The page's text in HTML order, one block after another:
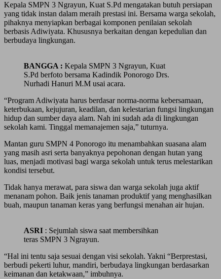
Kepala SMPN 3 Ngrayun, Kuat S.Pd mengatakan butuh persiapan
yang tidak instan dalam meraih prestasi ini. Bersama warga sekolah,
pihaknya menyiapkan berbagai komponen penilaian sekolah
berbasis Adiwiyata. Khususnya berkaitan dengan kepedulian dan
berbudaya lingkungan.
BANGGA : Kepala SMPN 3 Ngrayun, Kuat
S.Pd berfoto bersama Kadindik Ponorogo Drs.
Nurhadi Hanuri M.M usai acara.
“Program Adiwiyata harus berdasar norma-norma kebersamaan,
keterbukaan, kejujuran, keadilan, dan kelestarian fungsi lingkungan
hidup dan sumber daya alam. Nah ini sudah ada di lingkungan
sekolah kami. Tinggal memanajemen saja,” tuturnya.
Mantan guru SMPN 4 Ponorogo itu menambahkan suasana alam
yang masih asri serta banyaknya pepohonan dengan hutan yang
luas, menjadi motivasi bagi warga sekolah untuk terus melestarikan
kondisi tersebut.
Tidak hanya merawat, para siswa dan warga sekolah juga aktif
menanam pohon. Baik jenis tanaman produktif yang menghasilkan
buah, maupun tanaman keras yang berfungsi menahan air hujan.
ASRI : Sejumlah siswa saat membersihkan
teras SMPN 3 Ngrayun.
“Hal ini tentu saja sesuai dengan visi sekolah. Yakni “Berprestasi,
berbudi pekerti luhur, mandiri, berbudaya lingkungan berdasarkan
keimanan dan ketakwaan,” imbuhnya.